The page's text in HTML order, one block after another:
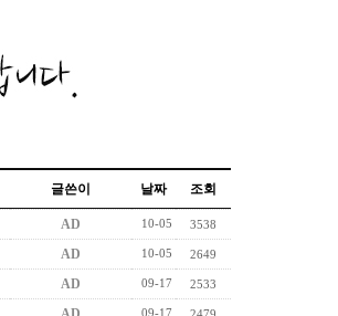
글쓴이 날짜 조회
AD 10-05 3538
AD 10-05 2649
AD 09-17 2533
09-17